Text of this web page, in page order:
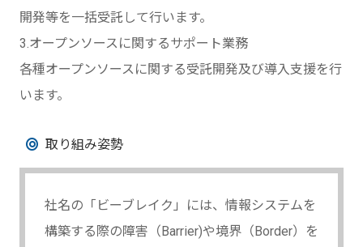
開発等を一括受託して行います。
3.オープンソースに関するサポート業務
各種オープンソースに関する受託開発及び導入支援を行
います。
取り組み姿勢
社名の「ビーブレイク」には、情報システムを
構築する際の障害（Barrier)や境界（Border）を